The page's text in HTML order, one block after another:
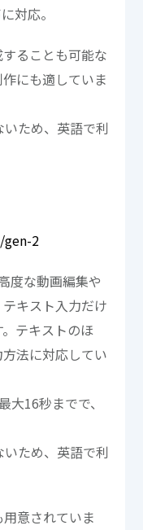
対応。
ることも可能な
にも適していま
ため、英語で利
2
度な動画編集や
キスト入力だけ
テキストのほ
法に対応してい
16秒までで、
ため、英語で利
意されていま